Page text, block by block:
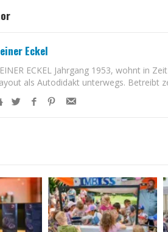
Eckel
ECKEL Jahrgang 1953, wohnt in
als Autodidakt unterwegs. Betreibt